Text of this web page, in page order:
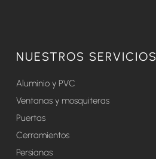
NUESTROS SERVICIOS
Aluminio y PVC
Ventanas y mosquiteras
Puertas
Cerramientos
Persianas